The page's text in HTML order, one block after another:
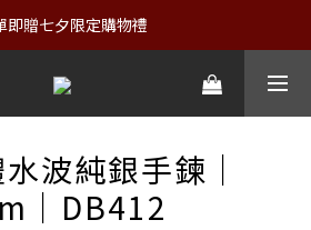
即贈七夕限定購物禮
波純銀手鍊｜
｜DB412